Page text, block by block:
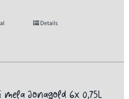
Details
mela Jonagold 6x 0,75L